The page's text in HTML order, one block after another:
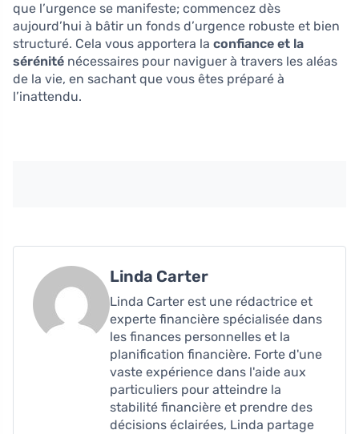
que l’urgence se manifeste; commencez dès
aujourd’hui à bâtir un fonds d’urgence robuste et bien
structuré. Cela vous apportera la confiance et la
sérénité nécessaires pour naviguer à travers les aléas
de la vie, en sachant que vous êtes préparé à
l’inattendu.
Linda Carter
Linda Carter est une rédactrice et
experte financière spécialisée dans
les finances personnelles et la
planification financière. Forte d'une
vaste expérience dans l'aide aux
particuliers pour atteindre la
stabilité financière et prendre des
décisions éclairées, Linda partage